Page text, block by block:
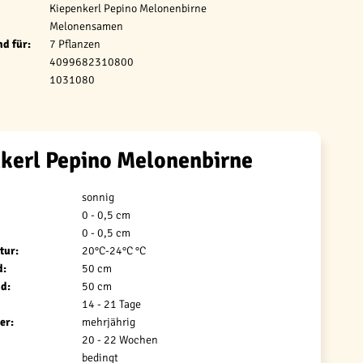
Kiepenkerl Pepino Melonenbirne
Melonensamen
für:
7 Pflanzen
4099682310800
1031080
Pepino Melonenbirne
sonnig
0 - 0,5 cm
0 - 0,5 cm
20°C-24°C °C
50 cm
50 cm
14 - 21 Tage
mehrjährig
20 - 22 Wochen
bedingt